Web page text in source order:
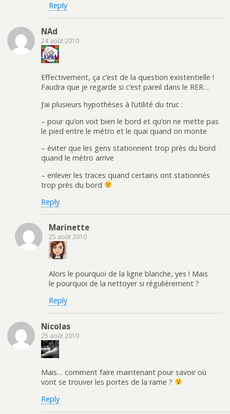
Reply
NAd
24 août 2010
Effectivement, ça c’est de la question existentielle !
Faudra que je regarde si c’est pareil dans le RER…
J’ai plusieurs hypothèses à l’utilité du truc :
– pour qu’on voit bien le bord et qu’on ne mette pas
le pied entre le métro et le quai quand on monte
– éviter que les gens stationnent trop près du bord
quand le métro arrive
– enlever les traces quand certains ont stationnés
trop près du bord
Reply
Marinette
25 août 2010
Alors le pourquoi de la ligne blanche, yes ! Mais
le pourquoi de la nettoyer si régulièrement ?
Reply
Nicolas
25 août 2010
Mais… comment faire maintenant pour savoir où
vont se trouver les portes de la rame ?
Reply